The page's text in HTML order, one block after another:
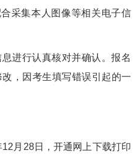
采集本人图像等相关电子信
进行认真核对并确认。报名
，因考生填写错误引起的一
月28日，开通网上下载打印